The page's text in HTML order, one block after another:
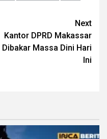
Next
Kantor DPRD Makassar
Dibakar Massa Dini Hari
Ini